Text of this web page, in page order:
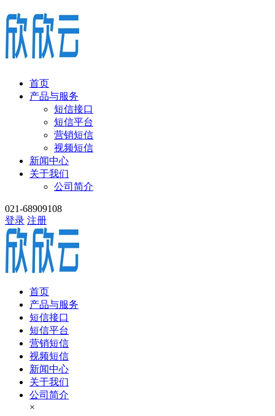
首页
产品与服务
短信接口
短信平台
营销短信
视频短信
新闻中心
关于我们
公司简介
021-68909108
登录 注册
首页
产品与服务
短信接口
短信平台
营销短信
视频短信
新闻中心
关于我们
公司简介
×